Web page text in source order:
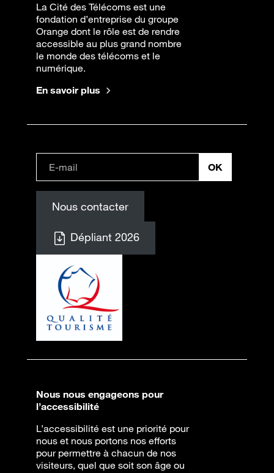
La Cité des Télécoms est une
fondation d’entreprise du groupe
Orange dont le rôle est de rendre
accessible au plus grand nombre
le monde des télécoms et le
numérique.
En savoir plus
Nous contacter
Dépliant 2026
Nous nous engageons pour
l’accessibilité
L’accessibilité est une priorité pour
nous et nous portons nos efforts
pour permettre à chacun de nos
visiteurs, quel que soit son âge ou